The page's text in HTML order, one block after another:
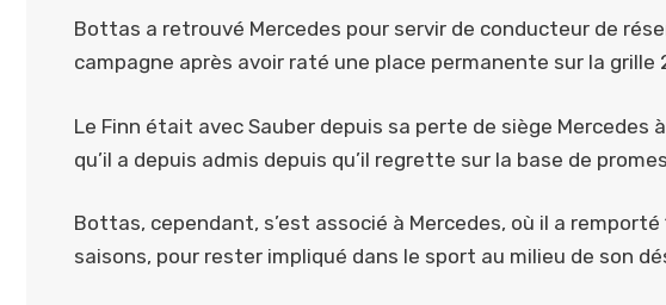
Bottas a retrouvé Mercedes pour servir de conducteur de
campagne après avoir raté une place permanente sur la grille
Le Finn était avec Sauber depuis sa perte de siège Mercedes
qu’il a depuis admis depuis qu’il regrette sur la base de
Bottas, cependant, s’est associé à Mercedes, où il a remporté
saisons, pour rester impliqué dans le sport au milieu de son